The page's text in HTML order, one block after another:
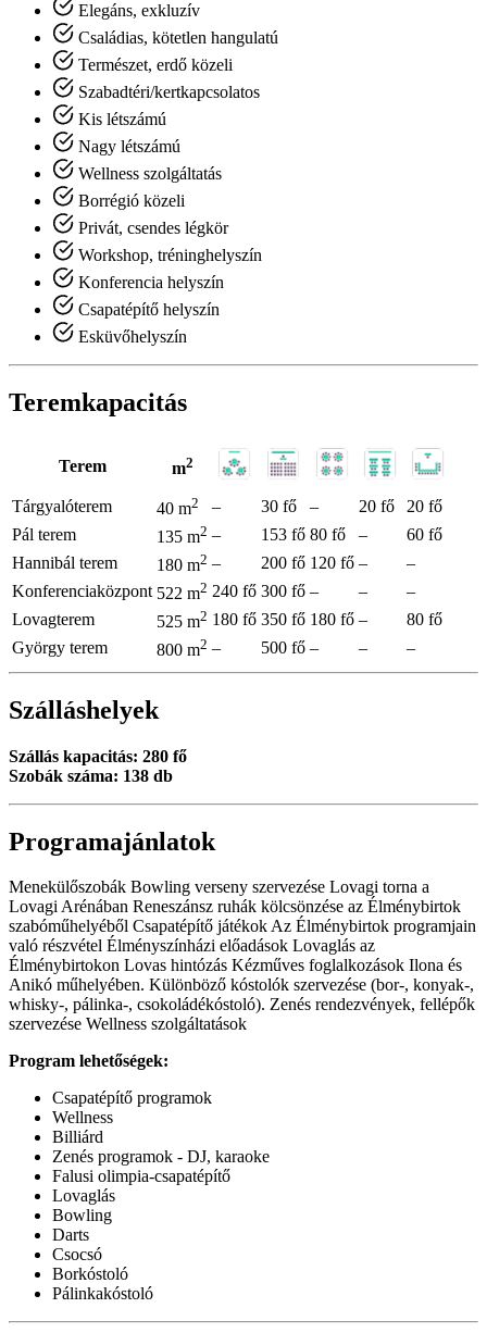
Elegáns, exkluzív
Családias, kötetlen hangulatú
Természet, erdő közeli
Szabadtéri/kertkapcsolatos
Kis létszámú
Nagy létszámú
Wellness szolgáltatás
Borrégió közeli
Privát, csendes légkör
Workshop, tréninghelyszín
Konferencia helyszín
Csapatépítő helyszín
Esküvőhelyszín
Teremkapacitás
Terem m2
Tárgyalóterem 40 m2 – 30 fő – 20 fő
20 fő
Pál terem
135 m2 – 153 fő 80 fő –
60 fő
Hannibál terem
180 m2 – 200 fő 120 fő –
–
Konferenciaközpont 522 m2 240 fő 300 fő – –
–
Lovagterem
525 m2 180 fő 350 fő 180 fő –
80 fő
György terem
800 m2 – 500 fő – – –
Szálláshelyek
Szállás kapacitás: 280 fő
Szobák száma: 138 db
Programajánlatok
Menekülőszobák Bowling verseny szervezése Lovagi torna a
Lovagi Arénában Reneszánsz ruhák kölcsönzése az Élménybirtok
szabóműhelyéből Csapatépítő játékok Az Élménybirtok programjain
való részvétel Élményszínházi előadások Lovaglás az
Élménybirtokon Lovas hintózás Kézműves foglalkozások Ilona és
Anikó műhelyében. Különböző kóstolók szervezése (bor-, konyak-,
whisky-, pálinka-, csokoládékóstoló). Zenés rendezvények, fellépők
szervezése Wellness szolgáltatások
Program lehetőségek:
Csapatépítő programok
Wellness
Billiárd
Zenés programok - DJ, karaoke
Falusi olimpia-csapatépítő
Lovaglás
Bowling
Darts
Csocsó
Borkóstoló
Pálinkakóstoló